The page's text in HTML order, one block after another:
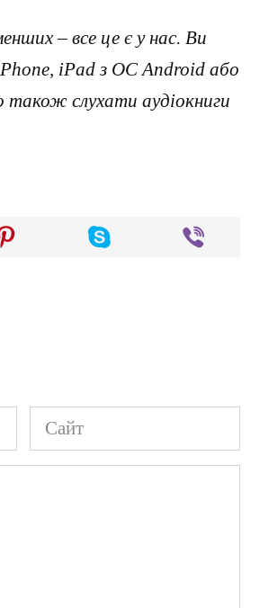
– все це є у нас. Ви
iPad з ОС Android або
також слухати аудіокниги
Сайт